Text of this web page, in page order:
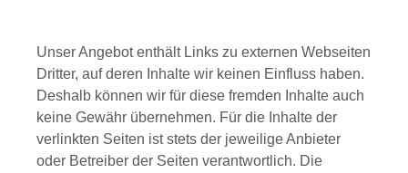
Unser Angebot enthält Links zu externen Webseiten
Dritter, auf deren Inhalte wir keinen Einfluss haben.
Deshalb können wir für diese fremden Inhalte auch
keine Gewähr übernehmen. Für die Inhalte der
verlinkten Seiten ist stets der jeweilige Anbieter
oder Betreiber der Seiten verantwortlich. Die